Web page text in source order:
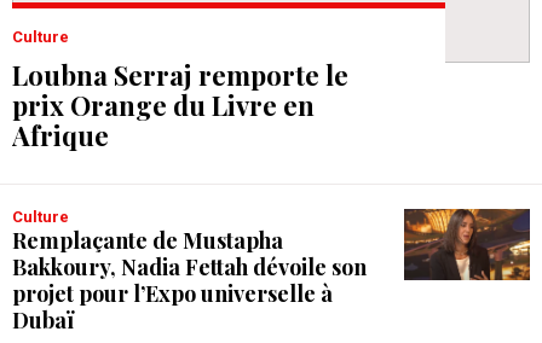
Culture
Loubna Serraj remporte le
prix Orange du Livre en
Afrique
Culture
Remplaçante de Mustapha
Bakkoury, Nadia Fettah dévoile son
projet pour l’Expo universelle à
Dubaï